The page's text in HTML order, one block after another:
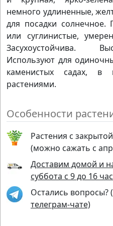
немного удлиненные,
для посадки солнечное.
или суглинистые,
Засухоустойчива.
Используют для
каменистых садах, в
растениями.
Особенности
Растения с
(можно сажать с
Доставим домой и
суббота с 9 до 16
Остались вопросы?
телеграм-чате)